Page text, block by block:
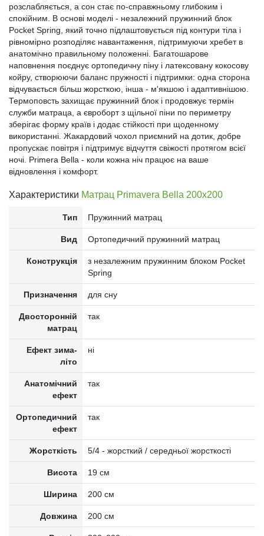
розслабляється, а сон стає по-справжньому глибоким і
спокійним. В основі моделі - незалежний пружинний блок
Pocket Spring, який точно підлаштовується під контури тіла і
рівномірно розподіляє навантаження, підтримуючи хребет в
анатомічно правильному положенні. Багатошарове
наповнення поєднує ортопедичну піну і латексовану кокосову
койру, створюючи баланс пружності і підтримки: одна сторона
відчувається більш жорсткою, інша - м'якшою і адаптивнішою.
Термоповсть захищає пружинний блок і продовжує термін
служби матраца, а євроборт з щільної піни по периметру
зберігає форму країв і додає стійкості при щоденному
використанні. Жакардовий чохол приємний на дотик, добре
пропускає повітря і підтримує відчуття свіжості протягом всієї
ночі. Primera Bella - коли кожна ніч працює на ваше
відновлення і комфорт.
Характеристики Матрац Primavera Bella 200x200
Тип Пружинний матрац
Вид Ортопедичний пружинний матрац
Конструкція
з незалежним пружинним блоком Pocket
Spring
Призначення для сну
Двосторонній
матрац
так
Ефект зима-
літо
ні
Анатомічний
ефект
так
Ортопедичний
ефект
так
Жорсткість 5/4 - жорсткий / середньої жорсткості
Висота 19 см
Ширина 200 см
Довжина 200 см